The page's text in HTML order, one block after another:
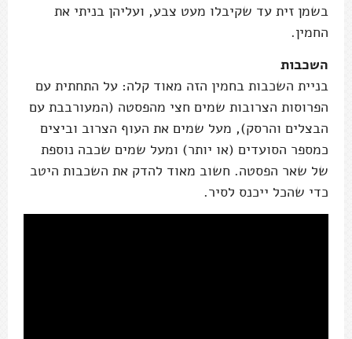
בשמן זית עד שקיבלו מעט צבע, ועליהן בניתי את
החמין.
השכבות
בניית השכבות בחמין הזה מאוד קלה: על התחתית עם
הפרוסות הצרובות שמים חצי מהפסטה (המעורבבת עם
הבצלים והרסק), מעל שמים את העוף הצרוב וביצים
כמספר הסועדים (או יותר) ומעל שמים שכבה נוספת
של שאר הפסטה. חשוב מאוד להדק את השכבות היטב
כדי שהכל ייכנס לסיר.